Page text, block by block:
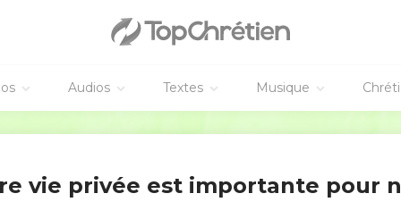
Audios Textes Musique
וַיִּ֨בֶן יָרָבְעָ֧ם אֶת־שְׁכֶ֛ם בְּהַ֥ר אֶפְרַ֖יִם וַיֵּ֣שֶׁב בָּ֑הּ
וַיֹּ֥אמֶר יָרָבְעָ֖ם בְּלִבּ֑וֹ
זְבָחִ֤ים בְּבֵית־יְהוָה֙ בִּיר֣וּשָׁלִַ֔ם וְ֠שָׁב לֵ֣ב הָעָ֤ם הַזֶּה֙ אֶל־אֲדֹ֣נֵיהֶ֔ם
שְׁנֵ֖י עֶגְלֵ֣י זָהָ֑ב וַיֹּ֣אמֶר אֲלֵהֶ֗ם רַב־לָכֶם֙ מֵעֲל֣וֹת יְרוּשָׁלִַ֔ם הִנֵּ֤ה אֱלֹהֶ֙יךָ֙
vie privée est importante pour